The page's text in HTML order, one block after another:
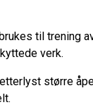
til trening
verk.
større